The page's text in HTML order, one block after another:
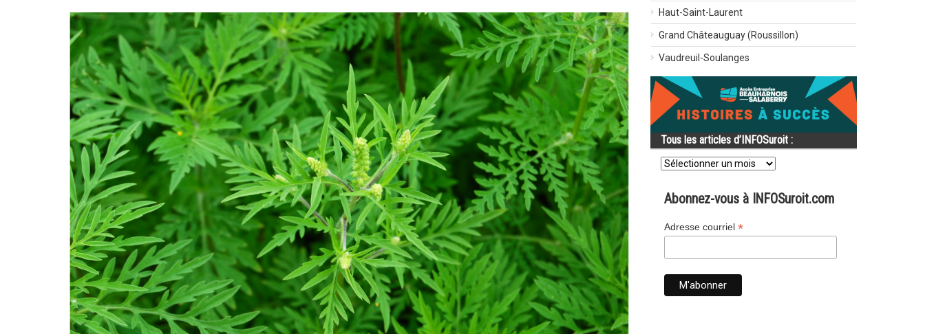
Haut-Saint-Laurent
Grand Châteauguay (Roussillon)
Vaudreuil-Soulanges
Tous les articles d’INFOSuroit :
Tous
les
d’INFOSuroit
Abonnez-vous à INFOSuroit.com
Adresse courriel *